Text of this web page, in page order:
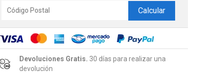
Calcular
Devoluciones Gratis. 30 días para realizar una
devolución